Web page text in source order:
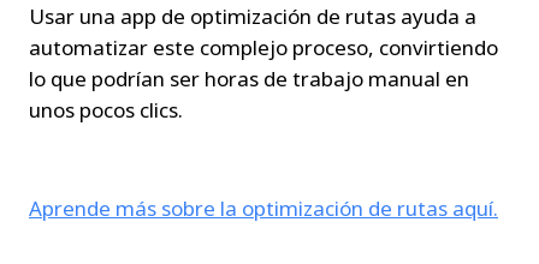
Usar una app de optimización de rutas ayuda a
automatizar este complejo proceso, convirtiendo
lo que podrían ser horas de trabajo manual en
unos pocos clics.
Aprende más sobre la optimización de rutas aquí.